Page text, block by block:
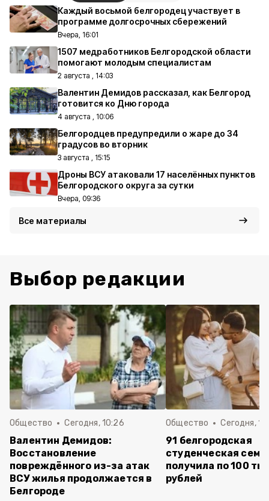
Каждый восьмой белгородец участвует в
программе долгосрочных сбережений
Вчера, 16:01
1507 медработников Белгородской области
помогают молодым специалистам
2 августа , 14:03
Валентин Демидов рассказал, как Белгород
готовится ко Дню города
4 августа , 10:06
Белгородцев предупредили о жаре до 34
градусов во вторник
3 августа , 15:15
Дроны ВСУ атаковали 17 населённых пунктов
Белгородского округа за сутки
Вчера, 09:36
Все материалы
Выбор редакции
Общество Сегодня, 10:26
Валентин Демидов:
Восстановление
повреждённого из-за атак
ВСУ жилья продолжается в
Белгороде
Общество Сегодня,
91 белгородская
студенческая
получила по 100
рублей